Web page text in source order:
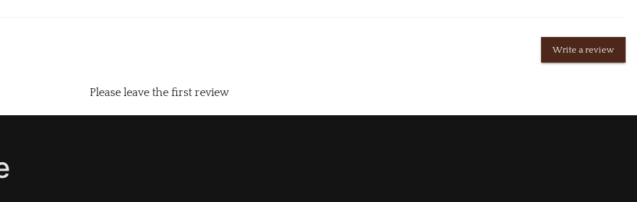
Write a review
Please leave the first review